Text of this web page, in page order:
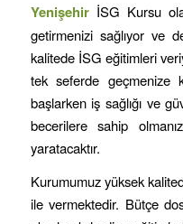
Yenişehir İSG Kursu
getirmenizi sağlıyor ve
kalitede İSG eğitimleri
tek seferde geçmenize
başlarken iş sağlığı ve
becerilere sahip
yaratacaktır.
Kurumumuz yüksek
ile vermektedir. Bütçe